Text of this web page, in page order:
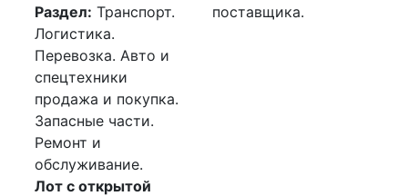
Раздел: Транспорт.
Логистика.
Перевозка. Авто и
спецтехники
продажа и покупка.
Запасные части.
Ремонт и
обслуживание.
Лот с открытой
поставщика.